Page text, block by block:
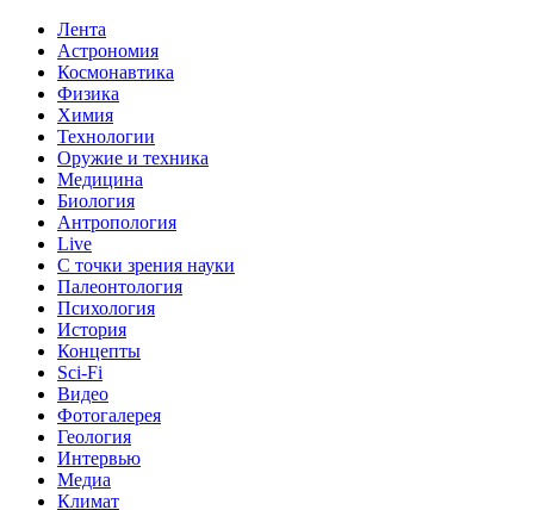
Лента
Астрономия
Космонавтика
Физика
Химия
Технологии
Оружие и техника
Медицина
Биология
Антропология
Live
С точки зрения науки
Палеонтология
Психология
История
Концепты
Sci-Fi
Видео
Фотогалерея
Геология
Интервью
Медиа
Климат